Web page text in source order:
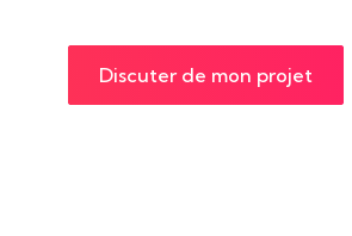
Discuter de mon projet